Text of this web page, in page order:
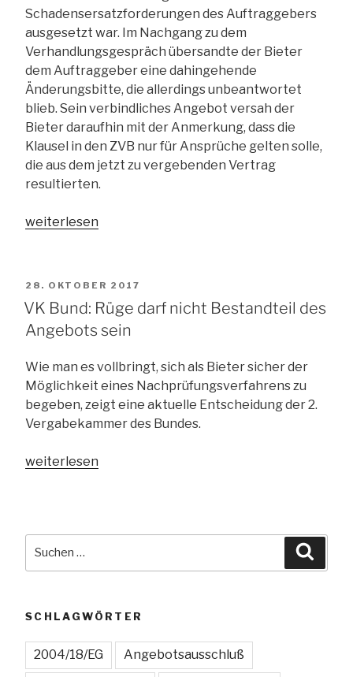
Schadensersatzforderungen des Auftraggebers
ausgesetzt war. Im Nachgang zu dem
Verhandlungsgespräch übersandte der Bieter
dem Auftraggeber eine dahingehende
Änderungsbitte, die allerdings unbeantwortet
blieb. Sein verbindliches Angebot versah der
Bieter daraufhin mit der Anmerkung, dass die
Klausel in den ZVB nur für Ansprüche gelten solle,
die aus dem jetzt zu vergebenden Vertrag
resultierten.
„Rüge
genügt
nicht“
weiterlesen
VERÖFFENTLICHT
AM
28. OKTOBER 2017
VK Bund: Rüge darf nicht Bestandteil des
Angebots sein
Wie man es vollbringt, sich als Bieter sicher der
Möglichkeit eines Nachprüfungsverfahrens zu
begeben, zeigt eine aktuelle Entscheidung der 2.
Vergabekammer des Bundes.
„VK
nicht
Bestandteil
des
sein“
weiterlesen
nach:
SCHLAGWÖRTER
2004/18/EG Angebotsausschluß